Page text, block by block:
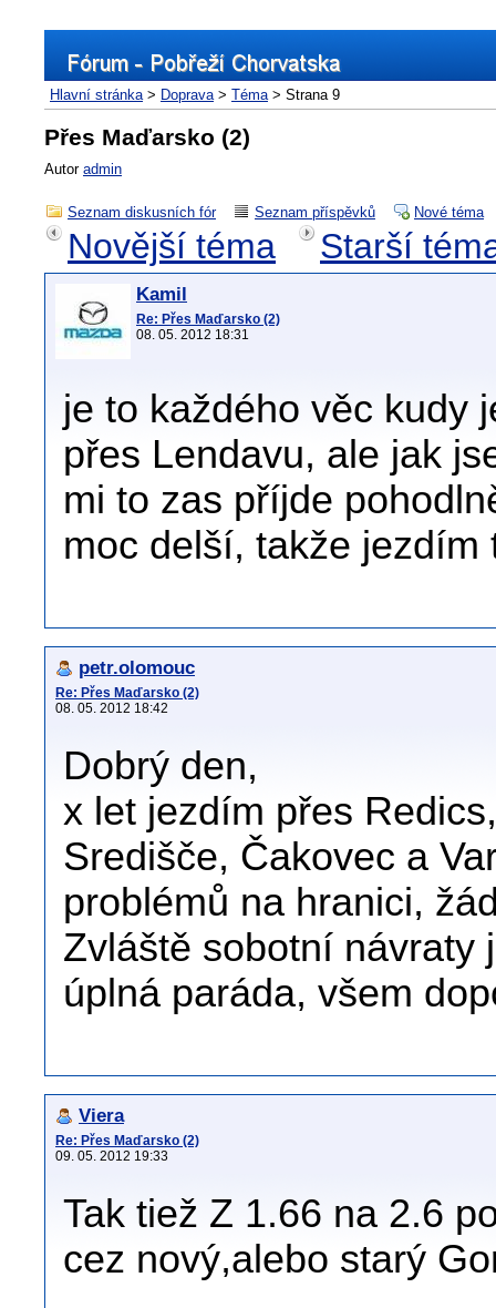
Hlavní stránka> Doprava> Téma> Strana 9
Přes Maďarsko (2)
Autor admin
Seznam diskusních fór Seznam příspěvků Nové téma
Novější téma Starší
Kamil
Re: Přes Maďarsko (2)
08. 05. 2012 18:31
je to každého věc kudy
přes Lendavu, ale jak
mi to zas příjde
moc delší, takže
petr.olomouc
Re: Přes Maďarsko (2)
08. 05. 2012 18:42
Dobrý den,
x let jezdím přes
Središče, Čakovec a
problémů na hranici,
Zvláště sobotní návraty
úplná paráda, všem
Viera
Re: Přes Maďarsko (2)
09. 05. 2012 19:33
Tak tiež Z 1.66 na 2.6
cez nový,alebo starý